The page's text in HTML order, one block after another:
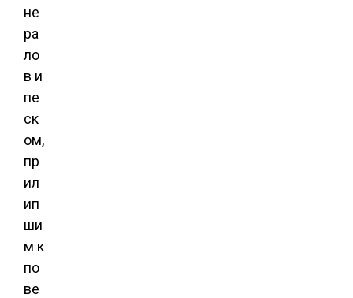
не
ра
ло
в и
пе
ск
ом,
пр
ил
ип
ши
м к
по
ве